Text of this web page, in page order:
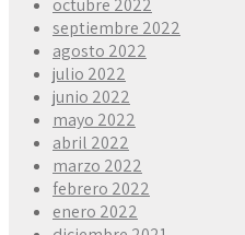
septiembre 2022
agosto 2022
julio 2022
junio 2022
mayo 2022
abril 2022
marzo 2022
febrero 2022
enero 2022